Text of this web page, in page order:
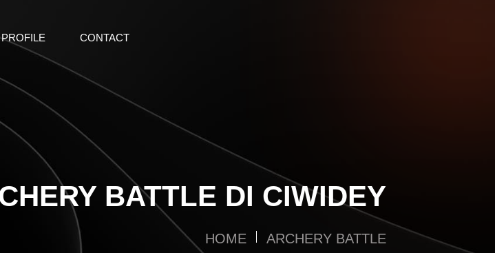
PROFILE CONTACT
BATTLE DI CIWIDEY
HOME ARCHERY BATTLE